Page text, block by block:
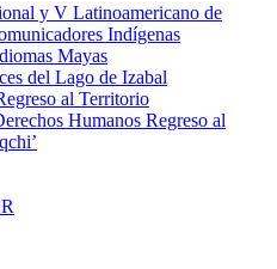
y V Latinoamericano de
Indígenas
Mayas
del Lago de Izabal
al Territorio
Humanos Regreso al